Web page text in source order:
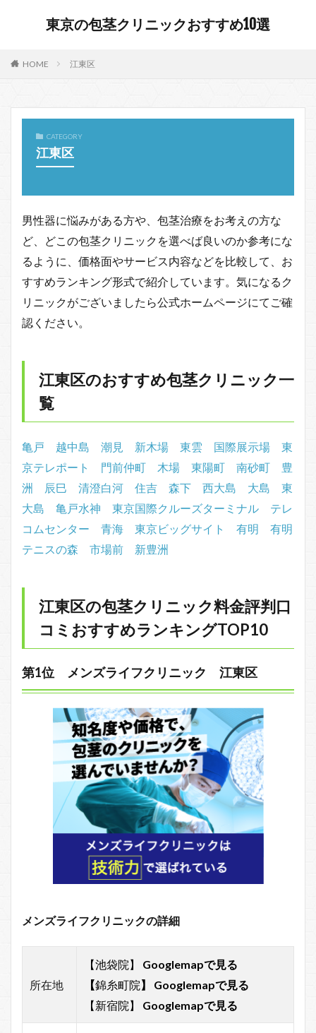
東京の包茎クリニックおすすめ10選
HOME 江東区
CATEGORY
江東区
男性器に悩みがある方や、包茎治療をお考えの方な
ど、どこの包茎クリニックを選べば良いのか参考にな
るように、価格面やサービス内容などを比較して、お
すすめランキング形式で紹介しています。気になるク
リニックがございましたら公式ホームページにてご確
認ください。
江東区のおすすめ包茎クリニック一
覧
亀戸 越中島 潮見 新木場 東雲 国際展示場
東
京テレポート
門前仲町 木場 東陽町 南砂町
豊
洲
辰巳 清澄白河 住吉 森下 西大島 大島
東
大島
亀戸水神 東京国際クルーズターミナル
テレ
コムセンター
青海 東京ビッグサイト 有明
有明
テニスの森
市場前 新豊洲
江東区の包茎クリニック料金評判口
コミおすすめランキングTOP10
第1位 メンズライフクリニック 江東区
メンズライフクリニックの詳細
所在地
【池袋院】
Googlemapで見る
【錦糸町院】
Googlemapで見る
【新宿院】 Googlemapで見る